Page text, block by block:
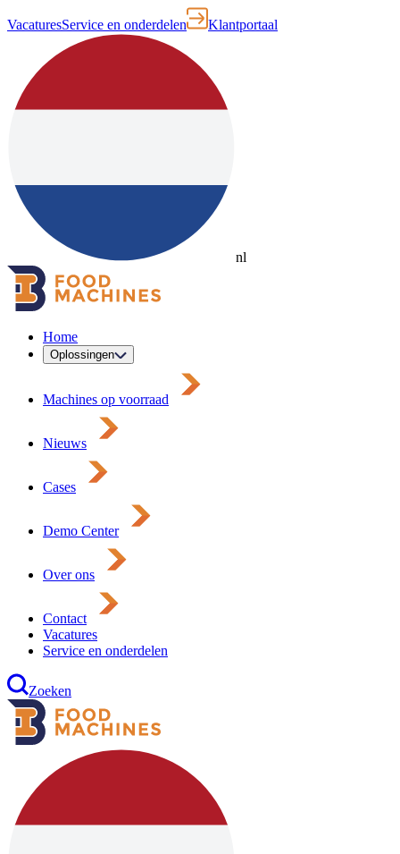
VacaturesService en onderdelen Klantportaal
nl
Home
Oplossingen
Machines op voorraad
Nieuws
Cases
Demo Center
Over ons
Contact
Vacatures
Service en onderdelen
Zoeken